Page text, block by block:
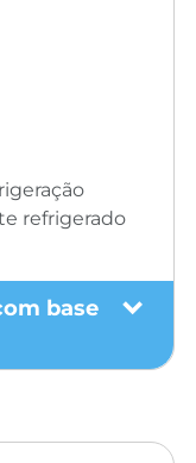
refrigerado
base